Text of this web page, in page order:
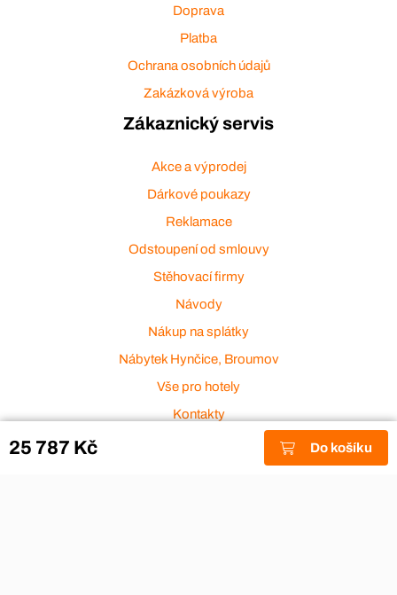
25 787 Kč Do košíku
Doprava
Platba
Ochrana osobních údajů
Zakázková výroba
Zákaznický servis
Akce a výprodej
Dárkové poukazy
Reklamace
Odstoupení od smlouvy
Stěhovací firmy
Návody
Nákup na splátky
Nábytek Hynčice, Broumov
Vše pro hotely
Kontakty
Přijímáme platební karty